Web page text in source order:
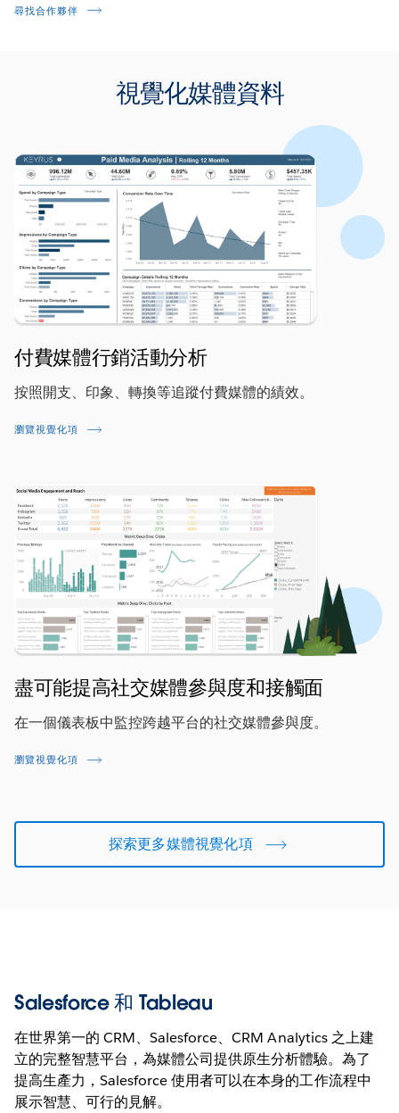
尋找合作夥伴
視覺化媒體資料
付費媒體行銷活動分析
按照開支、印象、轉換等追蹤付費媒體的績效。
瀏覽視覺化項
盡可能提高社交媒體參與度和接觸面
在一個儀表板中監控跨越平台的社交媒體參與度。
瀏覽視覺化項
探索更多媒體視覺化項
Salesforce 和 Tableau
在世界第一的 CRM、Salesforce、CRM Analytics 之上建
立的完整智慧平台，為媒體公司提供原生分析體驗。為了
提高生產力，Salesforce 使用者可以在本身的工作流程中
展示智慧、可行的見解。